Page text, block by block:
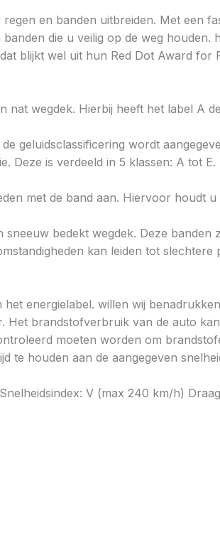
en banden uitbreiden. Met een
die u veilig op de weg houden.
blijkt wel uit hun Red Dot Award for
wegdek. Hierbij heeft het label A
geluidsclassificering wordt
Deze is verdeeld in 5 klassen: A tot
met de band aan. Hiervoor houdt
bedekt wegdek. Deze banden
kan leiden tot slechtere
energielabel. willen wij
brandstofverbruik van de auto
moeten worden om
te houden aan de aangegeven
V (max 240 km/h)